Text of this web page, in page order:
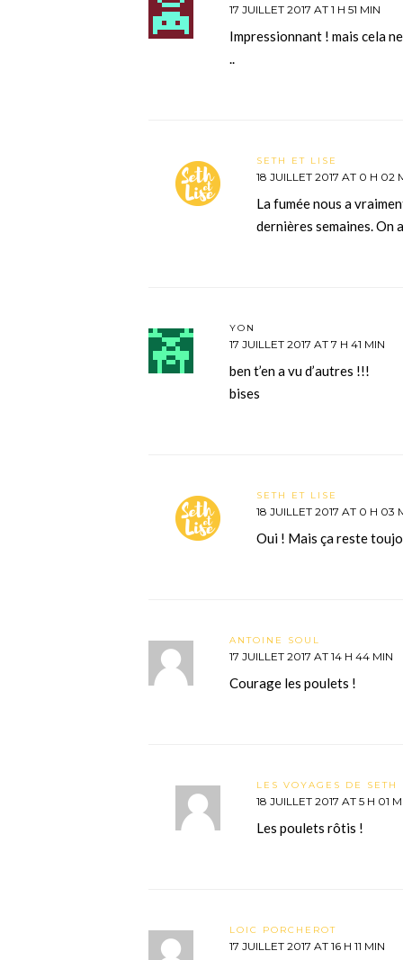
17 JUILLET 2017 AT 1 H 51 MIN
Impressionnant ! mais cela
..
SETH ET LISE
18 JUILLET 2017 AT 0 H 02
La fumée nous a
dernières semaines. On
YON
17 JUILLET 2017 AT 7 H 41 MIN
ben t’en a vu d’autres !!!
bises
SETH ET LISE
18 JUILLET 2017 AT 0 H 03
Oui ! Mais ça reste
ANTOINE SOUL
17 JUILLET 2017 AT 14 H 44 MIN
Courage les poulets !
LES VOYAGES DE SETH
18 JUILLET 2017 AT 5 H 01
Les poulets rôtis !
LOIC PORCHEROT
17 JUILLET 2017 AT 16 H 11 MIN